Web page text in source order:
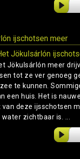
ijschotsen meer
Jökulsárlón meer
tot ze ver genoeg
te kunnen.
een huis. Het is
deze ijsschotsen
zichtbaar is. ...